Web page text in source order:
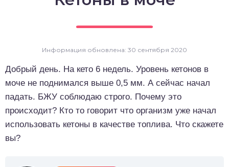
Информация обновлена: 30 сентября 2020
Добрый день. На кето 6 недель. Уровень кетонов в
моче не поднимался выше 0,5 мм. А сейчас начал
падать. БЖУ соблюдаю строго. Почему это
происходит? Кто то говорит что организм уже начал
использовать кетоны в качестве топлива. Что скажете
вы?
напитки